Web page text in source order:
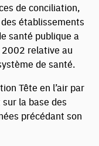
de conciliation,
établissements
santé publique a
relative au
de santé.
Tête en l’air par
la base des
précédant son